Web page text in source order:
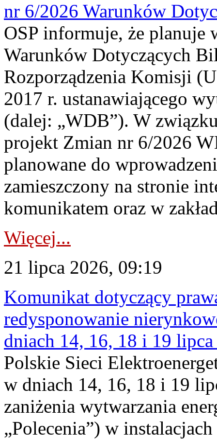
nr 6/2026 Warunków
OSP informuje, że planuje
Warunków Dotyczących
Rozporządzenia Komisji
2017 r. ustanawiającego
(dalej: „WDB”). W
projekt Zmian nr 6/2026
planowane do
zamieszczony na stronie
komunikatem oraz w
Więcej...
21 lipca 2026, 09:19
Komunikat dotyczący
redysponowanie
dniach 14, 16, 18 i 19
Polskie Sieci
w dniach 14, 16, 18 i 19
zaniżenia wytwarzania
„Polecenia”) w